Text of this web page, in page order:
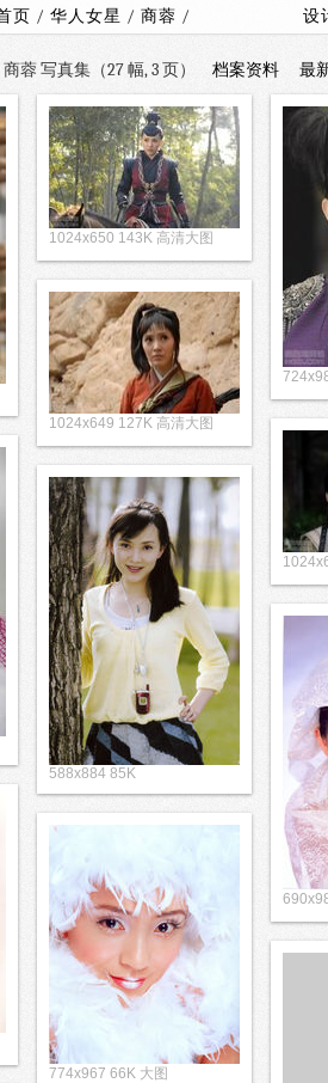
页 / 华人女星 / 商蓉 / 设
蓉 写真集（27 幅, 3 页） 档案资料 最
1024x650 143K 高清大图
1024x649 127K 高清大图
588x884 85K
774x967 66K 大图